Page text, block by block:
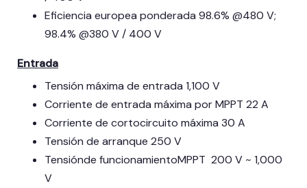
Eficiencia europea ponderada 98.6% @480 V;
98.4% @380 V / 400 V
Entrada
Tensión máxima de entrada 1,100 V
Corriente de entrada máxima por MPPT 22 A
Corriente de cortocircuito máxima 30 A
Tensión de arranque 250 V
Tensiónde funcionamientoMPPT 200 V ~ 1,000
V